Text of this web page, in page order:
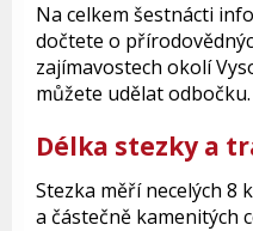
Na celkem šestnácti
dočtete o
zajímavostech okolí
můžete udělat odbočku.
Délka stezky a
Stezka měří necelých 8
a částečně kamenitých